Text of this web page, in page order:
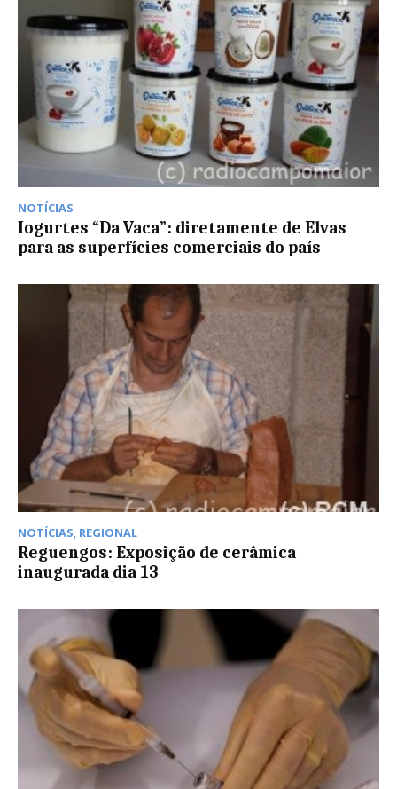
NOTÍCIAS
Iogurtes “Da Vaca”: diretamente de Elvas
para as superfícies comerciais do país
NOTÍCIAS, REGIONAL
Reguengos: Exposição de cerâmica
inaugurada dia 13